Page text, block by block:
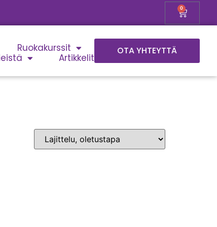
0
Ruokakurssit
Artikkelit
OTA YHTEYTTÄ